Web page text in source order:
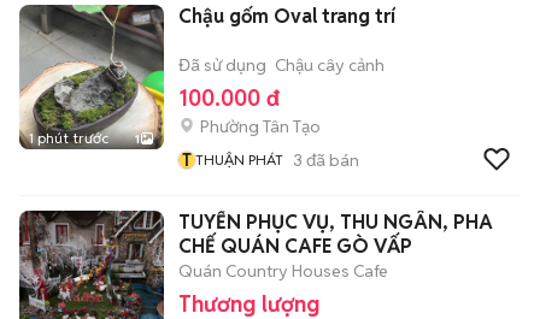
1 phút trước 1
Chậu gốm Oval trang trí
Đã sử dụng Chậu cây cảnh
100.000 đ
Phường Tân Tạo
T THUẬN PHÁT 3 đã bán
TUYỂN PHỤC VỤ, THU NGÂN, PHA
CHẾ QUÁN CAFE GÒ VẤP
Quán Country Houses Cafe
Thương lượng